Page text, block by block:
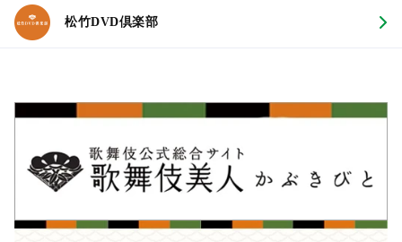
松竹DVD倶楽部